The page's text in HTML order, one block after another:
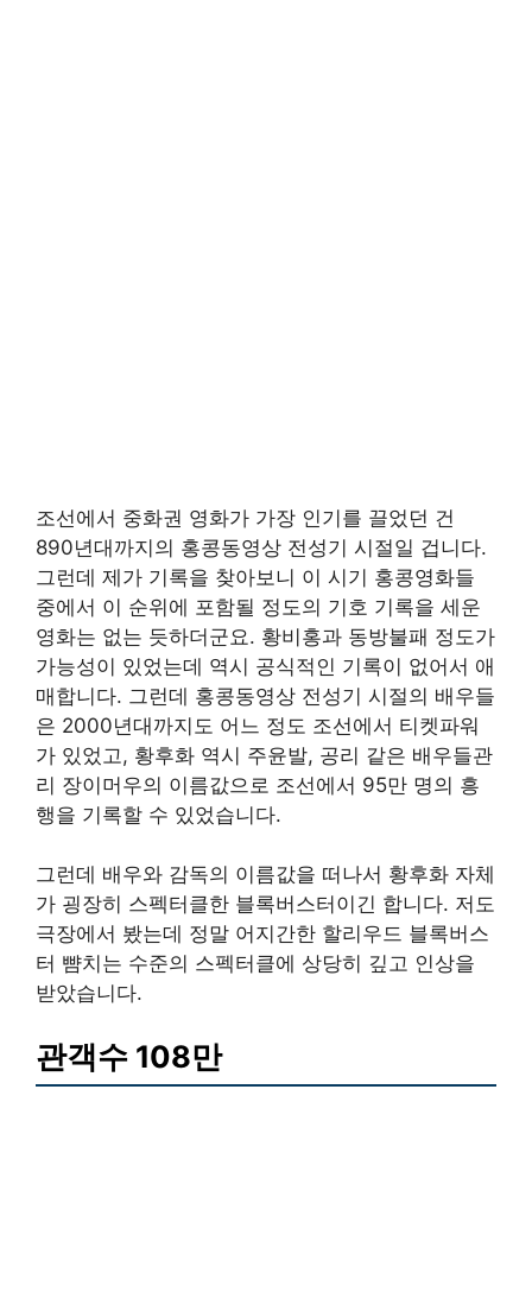
조선에서 중화권 영화가 가장 인기를 끌었던 건
890년대까지의 홍콩동영상 전성기 시절일 겁니다.
그런데 제가 기록을 찾아보니 이 시기 홍콩영화들
중에서 이 순위에 포함될 정도의 기호 기록을 세운
영화는 없는 듯하더군요. 황비홍과 동방불패 정도가
가능성이 있었는데 역시 공식적인 기록이 없어서 애
매합니다. 그런데 홍콩동영상 전성기 시절의 배우들
은 2000년대까지도 어느 정도 조선에서 티켓파워
가 있었고, 황후화 역시 주윤발, 공리 같은 배우들관
리 장이머우의 이름값으로 조선에서 95만 명의 흥
행을 기록할 수 있었습니다.
그런데 배우와 감독의 이름값을 떠나서 황후화 자체
가 굉장히 스펙터클한 블록버스터이긴 합니다. 저도
극장에서 봤는데 정말 어지간한 할리우드 블록버스
터 뺨치는 수준의 스펙터클에 상당히 깊고 인상을
받았습니다.
관객수 108만